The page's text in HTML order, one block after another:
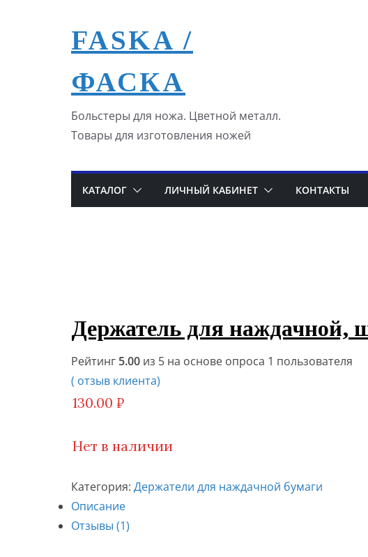
содержимомуFASKA /
ФАСКА
Больстеры для ножа. Цветной металл.
Товары для изготовления ножей
КАТАЛОГ ЛИЧНЫЙ КАБИНЕТ КОНТАКТЫ
Держатель для
Рейтинг 5.00 из 5 на основе опроса 1 пользователя
( отзыв клиента)
130.00 ₽
Нет в наличии
Категория: Держатели для наждачной бумаги
Описание
Отзывы (1)